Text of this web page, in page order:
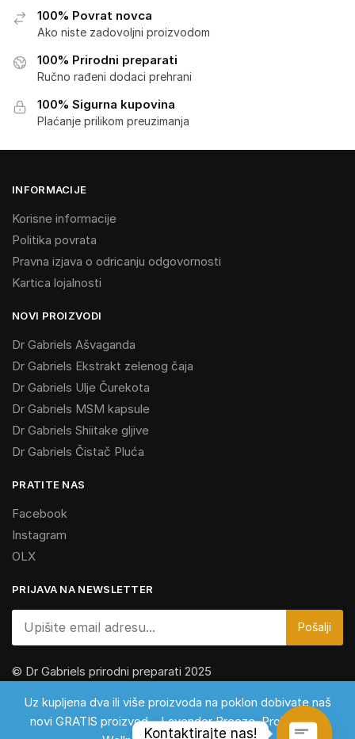
100% Povrat novca
Ako niste zadovoljni proizvodom
100% Prirodni preparati
Ručno rađeni dodaci prehrani
100% Sigurna kupovina
Plaćanje prilikom preuzimanja
INFORMACIJE
Korisne informacije
Politika povrata
Pravna izjava o odricanju odgovornosti
Kartica lojalnosti
NOVI PROIZVODI
Dr Gabriels Ašvaganda
Dr Gabriels Ekstrakt zelenog čaja
Dr Gabriels Ulje Čurekota
Dr Gabriels MSM kapsule
Dr Gabriels Shiitake gljive
Dr Gabriels Čistač Pluća
PRATITE NAS
Facebook
Instagram
OLX
PRIJAVA NA NEWSLETTER
© Dr Gabriels prirodni preparati 2025
Uz kupljena dva ili više proizvoda na poklon dobivate naš
novi GRATIS proizvod – Lavender Breeze. Proizvod za
Kontaktirajte nas!